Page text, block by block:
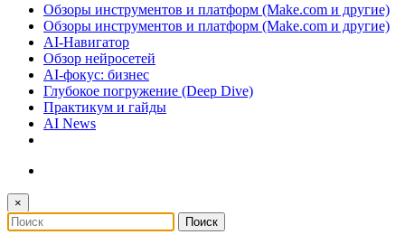
Обзоры инструментов и платформ (Make.com и другие)
Обзоры инструментов и платформ (Make.com и другие)
AI-Навигатор
Обзор нейросетей
AI-фокус: бизнес
Глубокое погружение (Deep Dive)
Практикум и гайды
AI News
×